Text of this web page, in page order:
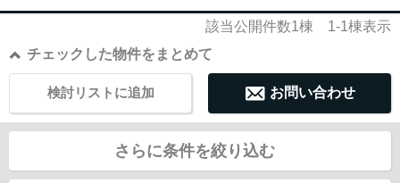
該当公開件数1棟 1-1棟表示
チェックした物件をまとめて
お問い合わせ
検討リストに追加
さらに条件を絞り込む